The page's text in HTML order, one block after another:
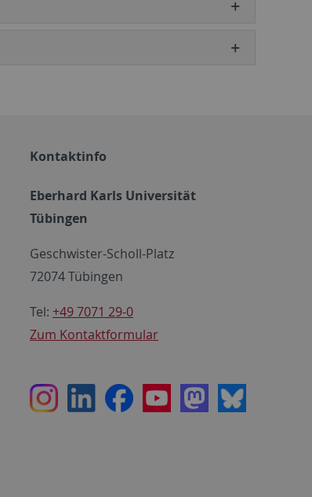
Kontaktinfo
Eberhard Karls Universität
Tübingen
Geschwister-Scholl-Platz
72074 Tübingen
Tel: +49 7071 29-0
Zum Kontaktformular
InstagramLinkedInFacebookYoutubeMastodon
Bluesky